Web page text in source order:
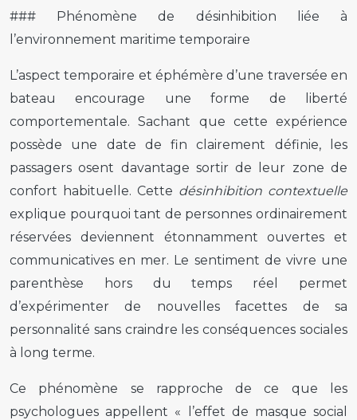
### Phénomène de désinhibition liée à
l’environnement maritime temporaire
L’aspect temporaire et éphémère d’une traversée en
bateau encourage une forme de liberté
comportementale. Sachant que cette expérience
possède une date de fin clairement définie, les
passagers osent davantage sortir de leur zone de
confort habituelle. Cette désinhibition contextuelle
explique pourquoi tant de personnes ordinairement
réservées deviennent étonnamment ouvertes et
communicatives en mer. Le sentiment de vivre une
parenthèse hors du temps réel permet
d’expérimenter de nouvelles facettes de sa
personnalité sans craindre les conséquences sociales
à long terme.
Ce phénomène se rapproche de ce que les
psychologues appellent « l’effet de masque social